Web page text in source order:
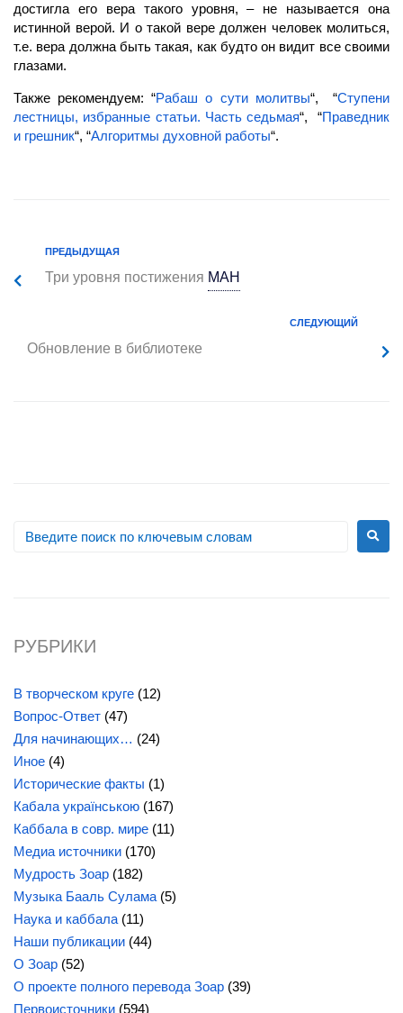
достигла его вера такого уровня, – не называется она
истинной верой. И о такой вере должен человек молиться,
т.е. вера должна быть такая, как будто он видит все своими
глазами.
Также рекомендуем: “Рабаш о сути молитвы“, “Ступени
лестницы, избранные статьи. Часть седьмая“, “Праведник
и грешник“, “Алгоритмы духовной работы“.
ПРЕДЫДУЩАЯ
Три уровня постижения МАН
СЛЕДУЮЩИЙ
Обновление в библиотеке
РУБРИКИ
В творческом круге (12)
Вопрос-Ответ (47)
Для начинающих… (24)
Иное (4)
Исторические факты (1)
Кабала українською (167)
Каббала в совр. мире (11)
Медиа источники (170)
Мудрость Зоар (182)
Музыка Бааль Сулама (5)
Наука и каббала (11)
Наши публикации (44)
О Зоар (52)
О проекте полного перевода Зоар (39)
Первоисточники (594)